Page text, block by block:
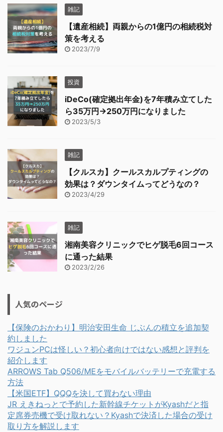
雑記
【遺産相続】両親からの1億円の相続税対
策を考える
2023/7/9
投資
iDeCo(確定拠出年金)を7年積み立てした
ら35万円→250万円になりました
2023/5/3
雑記
【クルスカ】クールスカルプティングの
効果は？ダウンタイムってどうなの？
2023/4/29
雑記
湘南美容クリニックでヒゲ脱毛6回コース
に通った結果
2023/2/26
人気のページ
【保険のおかわり】明治安田生命 じぶんの積立を追加契
約しました
ワジュンPCは怪しい？初心者向けではない感想と評判を
紹介します
ARROWS Tab Q506/MEをモバイルバッテリーで充電する
方法
【米国ETF】QQQを決して買わない理由
JR えきねっとで予約した新幹線チケットがKyashだと指
定席券売機で受け取れない？Kyashで決済した場合の受け
取り方を解説します